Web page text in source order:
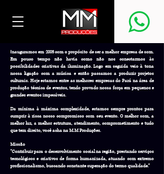
Inauguramos em 2003 com o propósito de ser a melhor empresa de som.
Em pouco tempo não havia como não nos conectarmos às
possibilidades criativas da iluminação. Logo em seguida veio à tona
nossa ligação com a música e então passamos a produzir projetos
culturais. Hoje estamos entre as melhores empresas do Pará na área de
produção técnica de eventos, tendo provado nossa força em pequenos e
grandes eventos impecáveis.
Da mínima à máxima complexidade, estamos sempre prontos para
cumprir à risca nosso compromisso com seu evento. O melhor som, a
melhor luz, a melhor estrutura, atendimento, comprometimento e tudo
que tem direito, você acha na M.M Produções.
Missão
“Contribuir para o desenvolvimento social na região, prestando serviços
tecnológicos e criativos de forma humanizada, atuando com extremo
profissionalismo, buscando constante superação do termo qualidade.”